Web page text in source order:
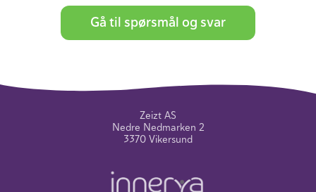
Gå til spørsmål og svar
Zeizt AS
Nedre Nedmarken 2
3370 Vikersund